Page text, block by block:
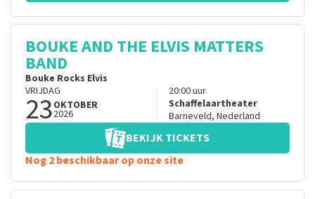
BOUKE AND THE ELVIS MATTERS
BAND
Bouke Rocks Elvis
VRIJDAG
23OKTOBER
2026
20:00uur
Schaffelaartheater
Barneveld, Nederland
BEKIJK TICKETS
Nog 2 beschikbaar op onze site